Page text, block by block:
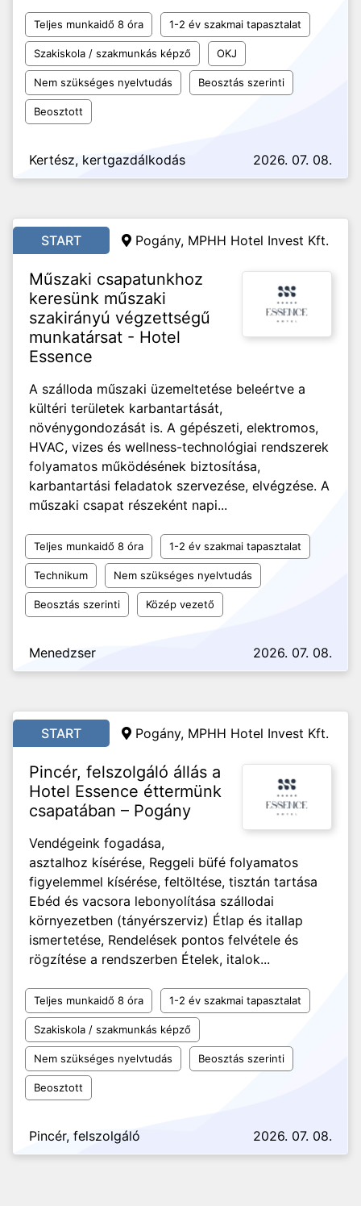
Teljes munkaidő 8 óra 1-2 év szakmai tapasztalat
Szakiskola / szakmunkás képző OKJ
Nem szükséges nyelvtudás Beosztás szerinti
Beosztott
Kertész, kertgazdálkodás 2026. 07. 08.
START Pogány, MPHH Hotel Invest Kft.
Műszaki csapatunkhoz
keresünk műszaki
szakirányú végzettségű
munkatársat - Hotel
Essence
A szálloda műszaki üzemeltetése beleértve a
kültéri területek karbantartását,
növénygondozását is. A gépészeti, elektromos,
HVAC, vizes és wellness-technológiai rendszerek
folyamatos működésének biztosítása,
karbantartási feladatok szervezése, elvégzése. A
műszaki csapat részeként napi...
Teljes munkaidő 8 óra 1-2 év szakmai tapasztalat
Technikum Nem szükséges nyelvtudás
Beosztás szerinti Közép vezető
Menedzser 2026. 07. 08.
START Pogány, MPHH Hotel Invest Kft.
Pincér, felszolgáló állás a
Hotel Essence éttermünk
csapatában – Pogány
Vendégeink fogadása,
asztalhoz kísérése, Reggeli büfé folyamatos
figyelemmel kísérése, feltöltése, tisztán tartása
Ebéd és vacsora lebonyolítása szállodai
környezetben (tányérszerviz) Étlap és itallap
ismertetése, Rendelések pontos felvétele és
rögzítése a rendszerben Ételek, italok...
Teljes munkaidő 8 óra 1-2 év szakmai tapasztalat
Szakiskola / szakmunkás képző
Nem szükséges nyelvtudás Beosztás szerinti
Beosztott
Pincér, felszolgáló 2026. 07. 08.